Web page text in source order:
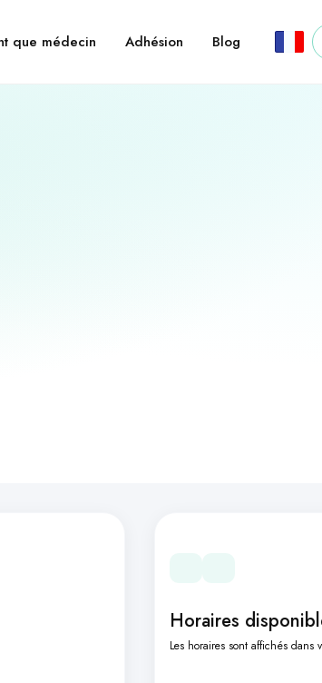
que médecin Adhésion Blog
Horaires
Les horaires sont affichés dans